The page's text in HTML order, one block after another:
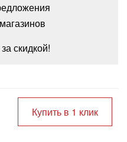
скидкой!
Купить в 1 клик